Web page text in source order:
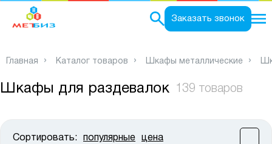
Заказать звонок
Главная Каталог товаров Шкафы металлические
Шкафы для раздевалок 139 товаров
Сортировать: популярные цена